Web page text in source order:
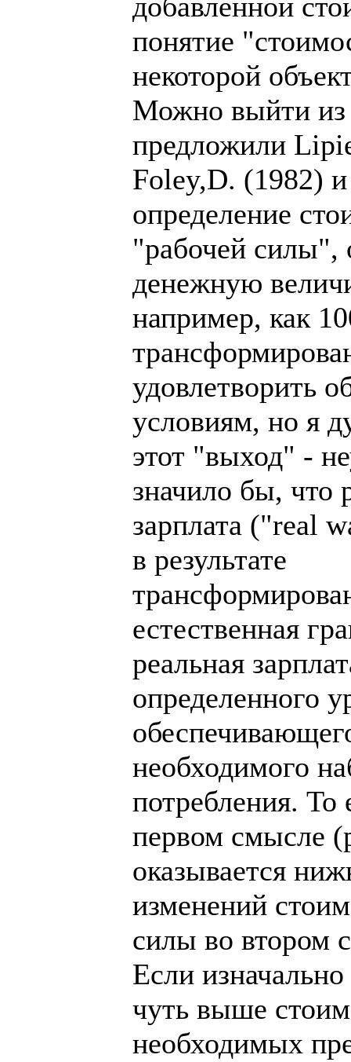
понятие
некоторой
Можно выйти из
предложили
Foley,D. (1982)
определение
"рабочей силы",
денежную
например, как
удовлетворить
условиям, но я
этот "выход" -
значило бы, что
зарплата ("real
в результате
естественная
реальная
определенного
необходимого
потребления. То
первом смысле
оказывается
изменений
силы во втором
Если
чуть выше
необходимых